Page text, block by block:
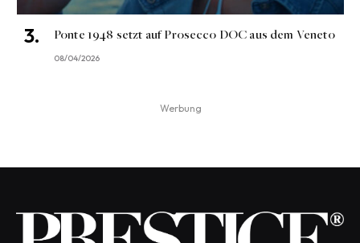
Ponte 1948 setzt auf Prosecco DOC aus dem Veneto
08/04/2026
Werbung